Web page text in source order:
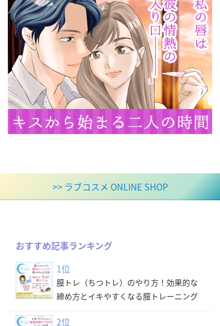
>> ラブコスメ ONLINE SHOP
おすすめ記事ランキング
1位
膣トレ（ちつトレ）のやり方！効果的な
締め方とイキやすくなる膣トレーニング
2位